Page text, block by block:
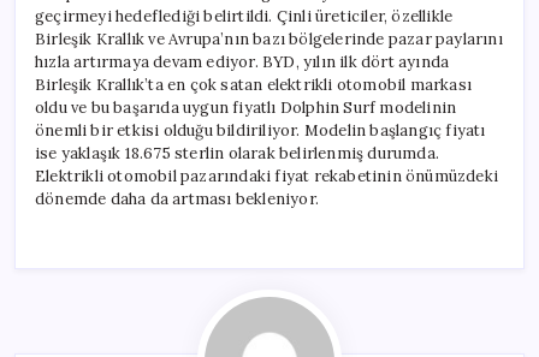
geçirmeyi hedeflediği belirtildi. Çinli üreticiler, özellikle
Birleşik Krallık ve Avrupa’nın bazı bölgelerinde pazar paylarını
hızla artırmaya devam ediyor. BYD, yılın ilk dört ayında
Birleşik Krallık’ta en çok satan elektrikli otomobil markası
oldu ve bu başarıda uygun fiyatlı Dolphin Surf modelinin
önemli bir etkisi olduğu bildiriliyor. Modelin başlangıç fiyatı
ise yaklaşık 18.675 sterlin olarak belirlenmiş durumda.
Elektrikli otomobil pazarındaki fiyat rekabetinin önümüzdeki
dönemde daha da artması bekleniyor.